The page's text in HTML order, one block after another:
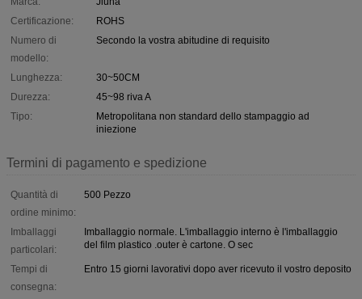
Certificazione:
ROHS
Numero di
modello:
Secondo la vostra abitudine di requisito
Lunghezza:
30~50CM
Durezza:
45~98 riva A
Tipo:
Metropolitana non standard dello stampaggio ad
iniezione
Termini di pagamento e spedizione
Quantità di
ordine minimo:
500 Pezzo
Imballaggi
particolari:
Imballaggio normale. L'imballaggio interno è l'imballaggio
del film plastico .outer è cartone. O sec
Tempi di
consegna:
Entro 15 giorni lavorativi dopo aver ricevuto il vostro deposito